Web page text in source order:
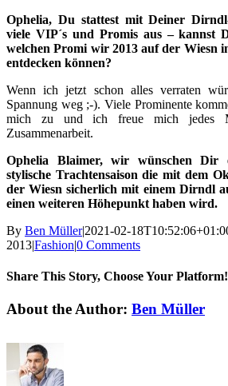
Ophelia, Du stattest mit Deiner
viele VIP´s und Promis aus – kannst
welchen Promi wir 2013 auf der Wiesn
entdecken können?
Wenn ich jetzt schon alles verraten
Spannung weg ;-). Viele Prominente
mich zu und ich freue mich jedes
Zusammenarbeit.
Ophelia Blaimer, wir wünschen Dir
stylische Trachtensaison die mit dem
der Wiesn sicherlich mit einem Dirndl
einen weiteren Höhepunkt haben wird.
By Ben Müller|2021-02-
2013|Fashion|0 Comments
Share This Story, Choose Your Platform!
Facebook
X
Reddit
LinkedIn
Tumblr
Pinterest
Vk
Email
About the Author: Ben Müller